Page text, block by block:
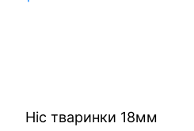
Ніс тваринки 18мм